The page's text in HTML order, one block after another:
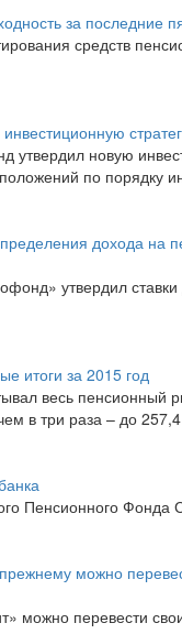
за последние
средств
новую
по порядку
дохода на
утвердил
итоги за 2015 год
весь
в три раза – до
Пенсионного Фонда
можно
можно перевести